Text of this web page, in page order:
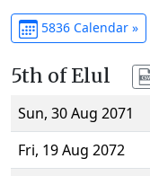
5836 Calendar »
5th of Elul
Sun, 30 Aug 2071
Fri, 19 Aug 2072